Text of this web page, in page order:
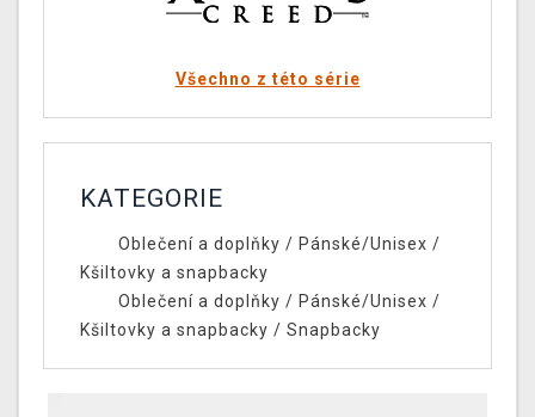
Všechno z této série
KATEGORIE
Oblečení a doplňky / Pánské/Unisex /
Kšiltovky a snapbacky
Oblečení a doplňky / Pánské/Unisex /
Kšiltovky a snapbacky / Snapbacky